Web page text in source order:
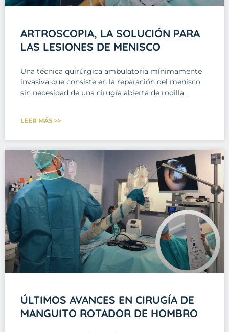
ARTROSCOPIA, LA SOLUCIÓN PARA
LAS LESIONES DE MENISCO
Una técnica quirúrgica ambulatoria mínimamente
invasiva que consiste en la reparación del menisco
sin necesidad de una cirugía abierta de rodilla.
LEER MÁS >>
ÚLTIMOS AVANCES EN CIRUGÍA DE
MANGUITO ROTADOR DE HOMBRO